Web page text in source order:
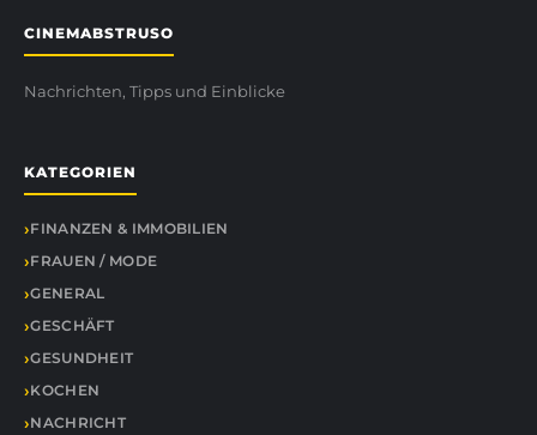
CINEMABSTRUSO
Nachrichten, Tipps und Einblicke
KATEGORIEN
FINANZEN & IMMOBILIEN
FRAUEN / MODE
GENERAL
GESCHÄFT
GESUNDHEIT
KOCHEN
NACHRICHT